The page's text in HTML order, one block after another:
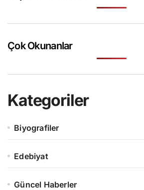
Çok Okunanlar
Kategoriler
Biyografiler
Edebiyat
Güncel Haberler